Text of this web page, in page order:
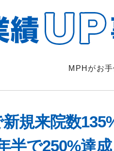
MPHがお
規来院数
半で250%達成